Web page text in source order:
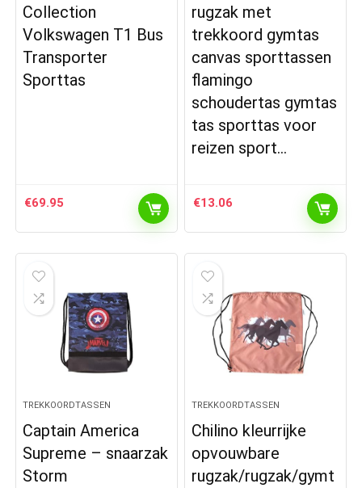
Collection
Volkswagen T1 Bus
Transporter
Sporttas
€69.95
rugzak met
trekkoord gymtas
canvas sporttassen
flamingo
schoudertas gymtas
tas sporttas voor
reizen sport…
€13.06
TREKKOORDTASSEN
Captain America
Supreme – snaarzak
Storm
TREKKOORDTASSEN
Chilino kleurrijke
opvouwbare
rugzak/rugzak/gymt